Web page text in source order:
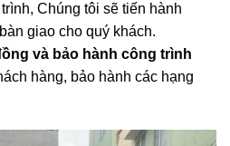
Chúng tôi sẽ tiến hành
giao cho quý khách.
và bảo hành công trình
hàng, bảo hành các hạng